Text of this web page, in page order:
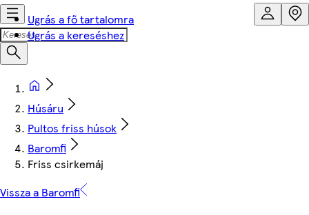
Ugrás a fő tartalomra
Ugrás a kereséshez
Húsáru
Pultos friss húsok
Baromfi
Friss csirkemáj
Vissza a Baromfi